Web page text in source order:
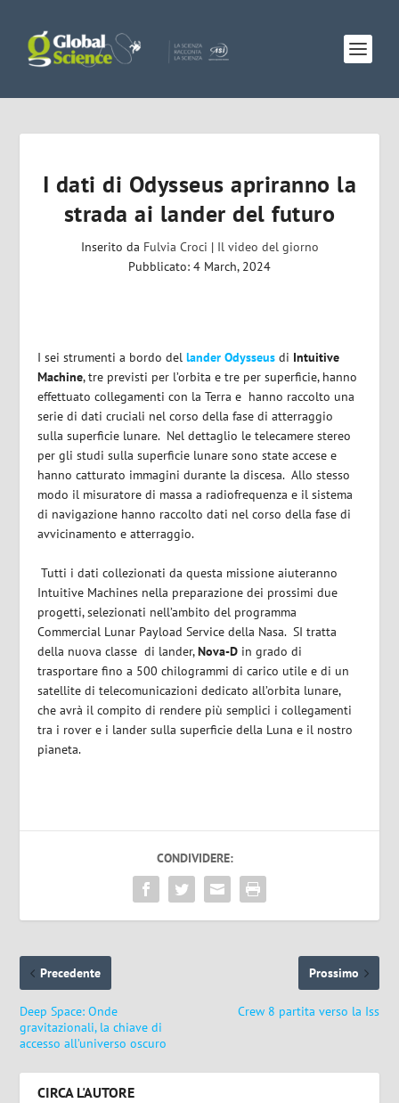
I dati di Odysseus apriranno la
strada ai lander del futuro
Inserito da Fulvia Croci | Il video del giorno
Pubblicato: 4 March, 2024
I sei strumenti a bordo dellander Odysseus di Intuitive
Machine, tre previsti per l’orbita e tre per superficie, hanno
effettuato collegamenti con la Terra e hanno raccolto una
serie di dati cruciali nel corso della fase di atterraggio
sulla superficie lunare. Nel dettaglio le telecamere stereo
per gli studi sulla superficie lunare sono state accese e
hanno catturato immagini durante la discesa. Allo stesso
modo il misuratore di massa a radiofrequenza e il sistema
di navigazione hanno raccolto dati nel corso della fase di
avvicinamento e atterraggio.
Tutti i dati collezionati da questa missione aiuteranno
Intuitive Machines nella preparazione dei prossimi due
progetti, selezionati nell’ambito del programma
Commercial Lunar Payload Service della Nasa. SI tratta
della nuova classe di lander,Nova-D in grado di
trasportare fino a 500 chilogrammi di carico utile e di un
satellite di telecomunicazioni dedicato all’orbita lunare,
che avrà il compito di rendere più semplici i collegamenti
tra i rover e i lander sulla superficie della Luna e il nostro
pianeta.
CONDIVIDERE:
Precedente
Deep Space: Onde
gravitazionali, la chiave di
accesso all’universo oscuro
Prossimo
Crew 8 partita verso la Iss
CIRCA L'AUTORE